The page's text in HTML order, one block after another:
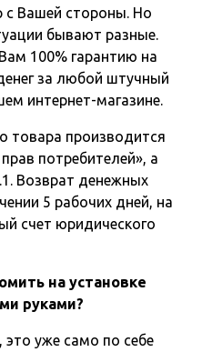
с Вашей стороны. Но
бывают разные.
100% гарантию на
за любой штучный
интернет-магазине.
товара производится
потребителей», а
Возврат денежных
5 рабочих дней, на
счет юридического
на установке
руками?
уже само по себе